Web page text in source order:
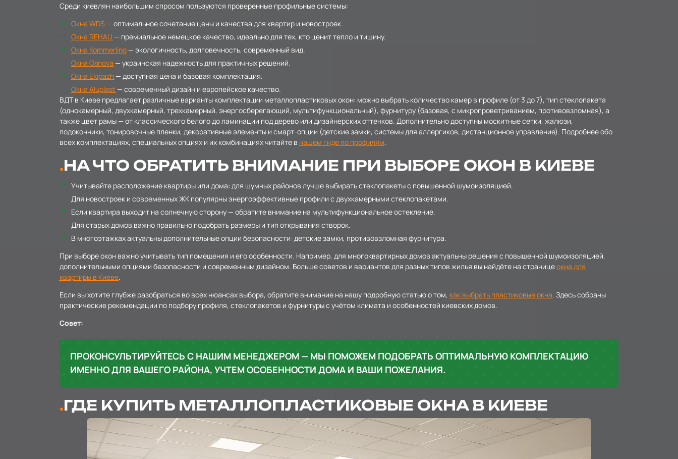
Среди киевлян наибольшим спросом пользуются проверенные профильные системы:
Окна WDS — оптимальное сочетание цены и качества для квартир и новостроек.
Окна REHAU — премиальное немецкое качество, идеально для тех, кто ценит тепло и тишину.
Окна Kommerling — экологичность, долговечность, современный вид.
Окна Osnova — украинская надежность для практичных решений.
Окна Ekipazh — доступная цена и базовая комплектация.
Окна Aluplast — современный дизайн и европейское качество.
ВДТ в Киеве предлагает различные варианты комплектации металлопластиковых окон: можно выбрать количество камер в профиле (от 3 до 7), тип стеклопакета
(однокамерный, двухкамерный, трехкамерный, энергосберегающий, мультифункциональный), фурнитуру (базовая, с микропроветриванием, противовзломная), а
также цвет рамы — от классического белого до ламинации под дерево или дизайнерских оттенков. Дополнительно доступны москитные сетки, жалюзи,
подоконники, тонировочные пленки, декоративные элементы и смарт-опции (детские замки, системы для аллергиков, дистанционное управление). Подробнее обо
всех комплектациях, специальных опциях и их комбинациях читайте в нашем гиде по профилям.
НА ЧТО ОБРАТИТЬ ВНИМАНИЕ ПРИ ВЫБОРЕ ОКОН В КИЕВЕ
Учитывайте расположение квартиры или дома: для шумных районов лучше выбирать стеклопакеты с повышенной шумоизоляцией.
Для новостроек и современных ЖК популярны энергоэффективные профили с двухкамерными стеклопакетами.
Если квартира выходит на солнечную сторону — обратите внимание на мультифункциональное остекление.
Для старых домов важно правильно подобрать размеры и тип открывания створок.
В многоэтажках актуальны дополнительные опции безопасности: детские замки, противовзломная фурнитура.
При выборе окон важно учитывать тип помещения и его особенности. Например, для многоквартирных домов актуальны решения с повышенной шумоизоляцией,
дополнительными опциями безопасности и современным дизайном. Больше советов и вариантов для разных типов жилья вы найдёте на страницеокна для
квартиры в Киеве.
Если вы хотите глубже разобраться во всех нюансах выбора, обратите внимание на нашу подробную статью о том, как выбрать пластиковые окна. Здесь собраны
практические рекомендации по подбору профиля, стеклопакетов и фурнитуры с учётом климата и особенностей киевских домов.
Совет:
ПРОКОНСУЛЬТИРУЙТЕСЬ С НАШИМ МЕНЕДЖЕРОМ — МЫ ПОМОЖЕМ ПОДОБРАТЬ ОПТИМАЛЬНУЮ КОМПЛЕКТАЦИЮ
ИМЕННО ДЛЯ ВАШЕГО РАЙОНА, УЧТЕМ ОСОБЕННОСТИ ДОМА И ВАШИ ПОЖЕЛАНИЯ.
ГДЕ КУПИТЬ МЕТАЛЛОПЛАСТИКОВЫЕ ОКНА В КИЕВЕ